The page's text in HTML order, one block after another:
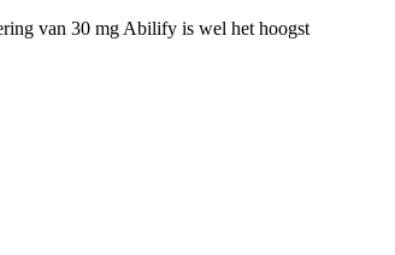
van 30 mg Abilify is wel het hoogst